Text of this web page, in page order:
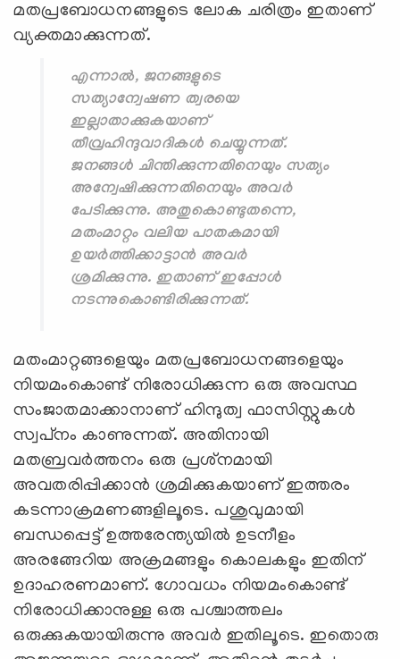
മതപ്രബോധനങ്ങളുടെ ലോക ചരിത്രം ഇതാണ്
വ്യക്തമാക്കുന്നത്.
എന്നാല്‍, ജനങ്ങളുടെ
സത്യാന്വേഷണ ത്വരയെ
ഇല്ലാതാക്കുകയാണ്
തീവ്രഹിന്ദുവാദികള്‍ ചെയ്യുന്നത്.
ജനങ്ങള്‍ ചിന്തിക്കുന്നതിനെയും സത്യം
അന്വേഷിക്കുന്നതിനെയും അവര്‍
പേടിക്കുന്നു. അതുകൊണ്ടുതന്നെ,
മതംമാറ്റം വലിയ പാതകമായി
ഉയര്‍ത്തിക്കാട്ടാന്‍ അവര്‍
ശ്രമിക്കുന്നു. ഇതാണ് ഇപ്പോള്‍
നടന്നുകൊണ്ടിരിക്കുന്നത്.
മതംമാറ്റങ്ങളെയും മതപ്രബോധനങ്ങളെയും
നിയമംകൊണ്ട് നിരോധിക്കുന്ന ഒരു അവസ്ഥ
സംജാതമാക്കാനാണ് ഹിന്ദുത്വ ഫാസിസ്റ്റുകള്‍
സ്വപ്‌നം കാണുന്നത്. അതിനായി
മതബ്രവര്‍ത്തനം ഒരു പ്രശ്‌നമായി
അവതരിപ്പിക്കാന്‍ ശ്രമിക്കുകയാണ് ഇത്തരം
കടന്നാക്രമണങ്ങളിലൂടെ. പശുവുമായി
ബന്ധപ്പെട്ട് ഉത്തരേന്ത്യയില്‍ ഉടനീളം
അരങ്ങേറിയ അക്രമങ്ങളും കൊലകളും ഇതിന്
ഉദാഹരണമാണ്. ഗോവധം നിയമംകൊണ്ട്
നിരോധിക്കാനുള്ള ഒരു പശ്ചാത്തലം
ഒരുക്കുകയായിരുന്നു അവര്‍ ഇതിലൂടെ. ഇതൊരു